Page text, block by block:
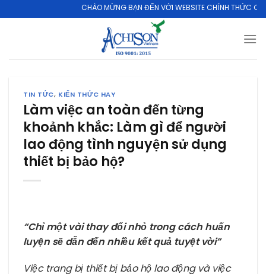
to
CHÀO MỪNG BẠN ĐẾN VỚI WEBSITE CHÍNH THỨC CỦA
TIN TỨC, KIẾN THỨC HAY
Làm việc an toàn đến từng
khoảnh khắc: Làm gì để người
lao động tình nguyện sử dụng
thiết bị bảo hộ?
“Chỉ một vài thay đổi nhỏ trong cách huấn
luyện sẽ dẫn đến nhiều kết quả tuyệt vời”
Việc trang bị thiết bị bảo hộ lao động và việc